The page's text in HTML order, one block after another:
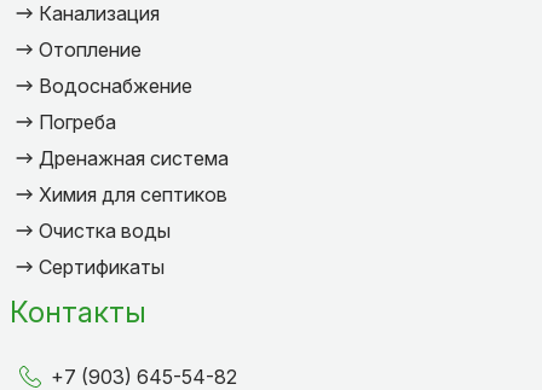
Канализация
Отопление
Водоснабжение
Погреба
Дренажная система
Химия для септиков
Очистка воды
Сертификаты
Контакты
+7 (903) 645-54-82